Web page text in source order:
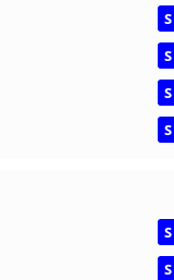
S
S
S
S
S
S